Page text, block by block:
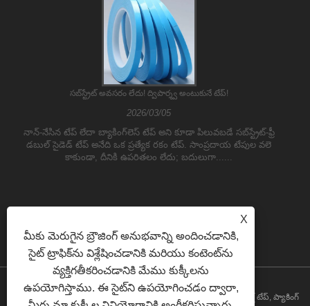
సబ్‌స్ట్రేట్ అవసరం లేదు! ద్విపార్శ్వ అంటుకునే టేప్!
2026/03/05
నాన్-నేసిన టేప్ లేదా బ్యాకింగ్‌లెస్ టేప్ అని కూడా పిలువబడే సబ్‌స్ట్రేట్-ఫ్రీ
డబుల్ సైడెడ్ టేప్ అనేది ఒక ప్రత్యేక రకం టేప్. సాంప్రదాయ టేపుల వలె
కాకుండా, దీనికి ఉపరితలం లేదు; బదులుగా......
కాపీరైట్ © 2023 యిలేన్ (షాంఘై) ఇండస్ట్రియల్ కో లిమిటెడ్ - పివిసి టేప్, డక్ట్ టేప్, ప్యాకింగ్
X
మీకు మెరుగైన బ్రౌజింగ్ అనుభవాన్ని అందించడానికి,
సైట్ ట్రాఫిక్‌ను విశ్లేషించడానికి మరియు కంటెంట్‌ను
వ్యక్తిగతీకరించడానికి మేము కుక్కీలను
ఉపయోగిస్తాము. ఈ సైట్‌ని ఉపయోగించడం ద్వారా,